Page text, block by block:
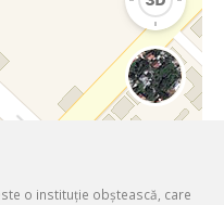
o instituție obștească, care